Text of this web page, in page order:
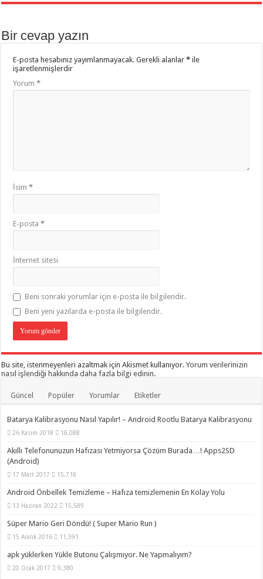
Bir cevap yazın
E-posta hesabınız yayımlanmayacak. Gerekli alanlar* ile
işaretlenmişlerdir
Yorum*
İsim*
E-posta*
İnternet sitesi
Beni sonraki yorumlar için e-posta ile bilgilendir.
Beni yeni yazılarda e-posta ile bilgilendir.
Bu site, istenmeyenleri azaltmak için Akismet kullanıyor.Yorum verilerinizin
nasıl işlendiği hakkında daha fazla bilgi edinin.
Güncel Popüler Yorumlar Etiketler
Batarya Kalibrasyonu Nasıl Yapılır! – Android Rootlu Batarya Kalibrasyonu
26 Kasım 2018 18,088
Akıllı Telefonunuzun Hafızası Yetmiyorsa Çözüm Burada…! Apps2SD
(Android)
17 Mart 2017 15,718
Android Önbellek Temizleme – Hafıza temizlemenin En Kolay Yolu
13 Haziran 2022 15,589
Süper Mario Geri Döndü! ( Super Mario Run )
15 Aralık 2016 11,591
apk yüklerken Yükle Butonu Çalışmıyor. Ne Yapmalıyım?
20 Ocak 2017 9,380